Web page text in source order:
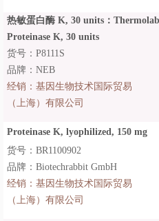
热敏蛋白酶 K, 30 units：
Proteinase K, 30 units
货号：P8111S
品牌：NEB
经销： 基因生物技术国际贸易
（上海）有限公司
Proteinase K, lyophilized, 150 mg
货号：BR1100902
品牌：Biotechrabbit GmbH
经销： 基因生物技术国际贸易
（上海）有限公司